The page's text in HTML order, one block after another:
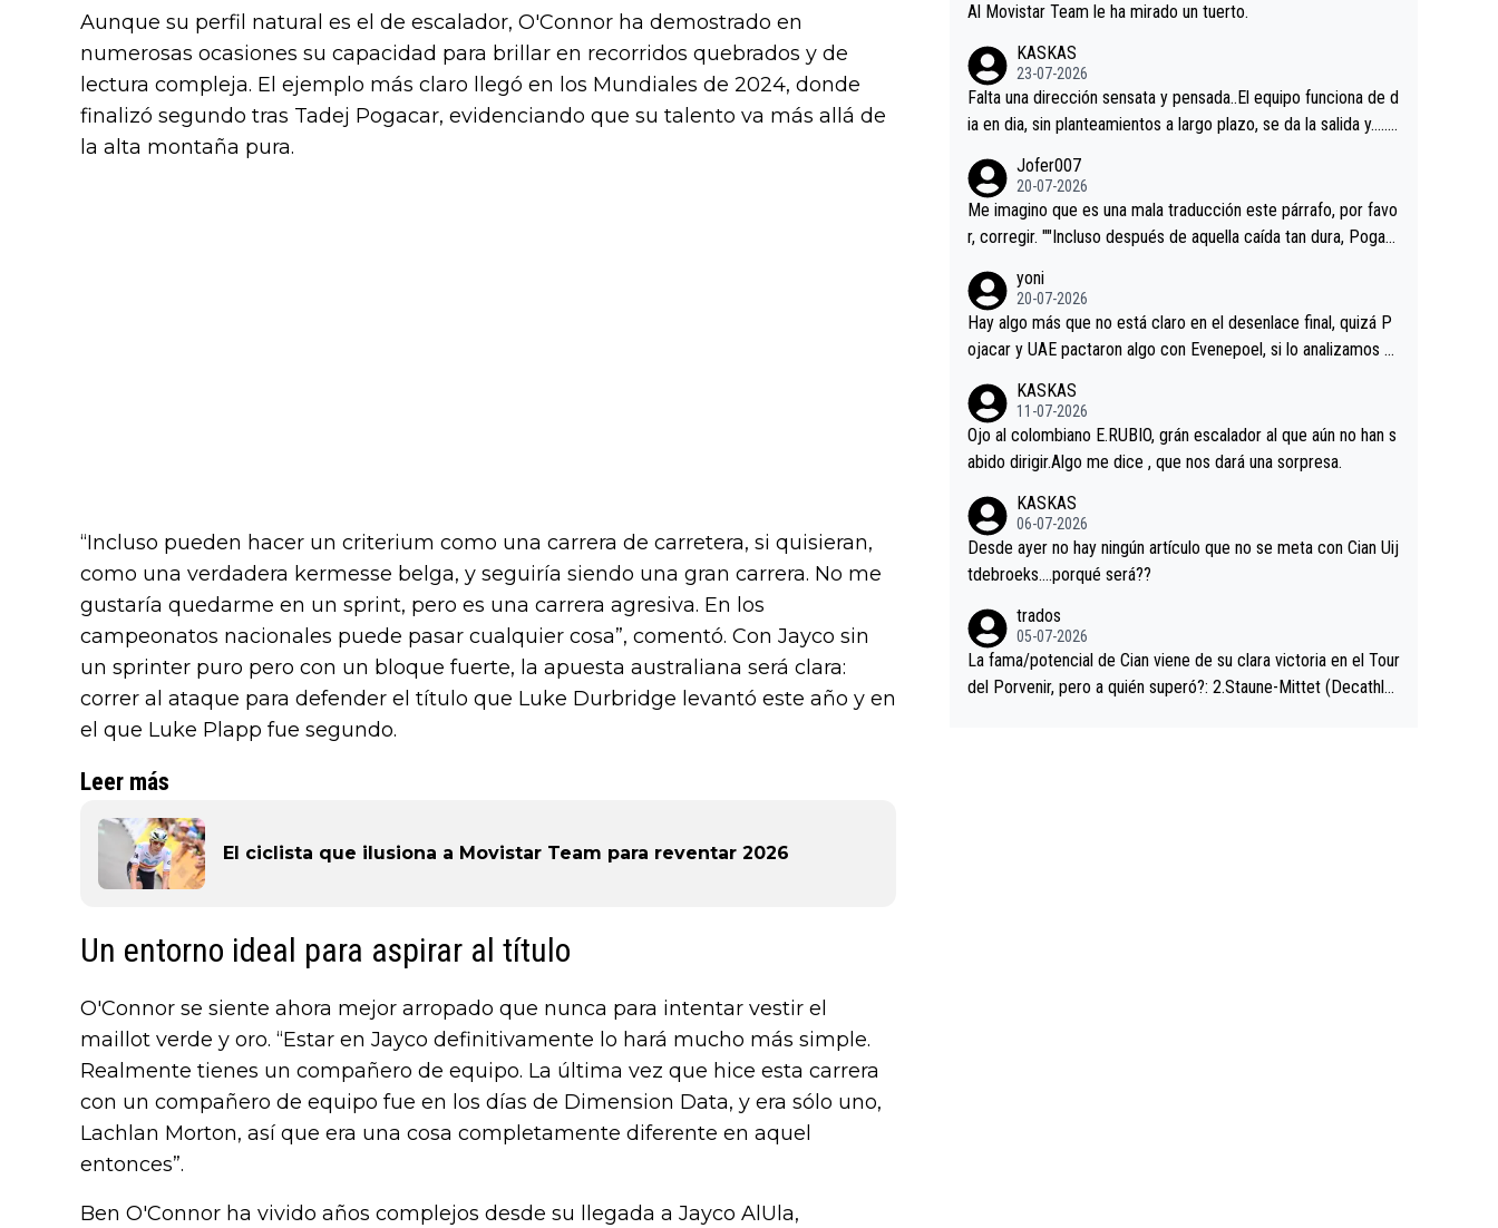
Aunque su perfil natural es el de escalador, O'Connor ha demostrado en
numerosas ocasiones su capacidad para brillar en recorridos quebrados y de
lectura compleja. El ejemplo más claro llegó en los Mundiales de 2024, donde
finalizó segundo tras Tadej Pogacar, evidenciando que su talento va más allá de
la alta montaña pura.
“Incluso pueden hacer un criterium como una carrera de carretera, si quisieran,
como una verdadera kermesse belga, y seguiría siendo una gran carrera. No me
gustaría quedarme en un sprint, pero es una carrera agresiva. En los
campeonatos nacionales puede pasar cualquier cosa”, comentó. Con Jayco sin
un sprinter puro pero con un bloque fuerte, la apuesta australiana será clara:
correr al ataque para defender el título que Luke Durbridge levantó este año y en
el que Luke Plapp fue segundo.
Leer más
El ciclista que ilusiona a Movistar Team para reventar 2026
Un entorno ideal para aspirar al título
O'Connor se siente ahora mejor arropado que nunca para intentar vestir el
maillot verde y oro. “Estar en Jayco definitivamente lo hará mucho más simple.
Realmente tienes un compañero de equipo. La última vez que hice esta carrera
con un compañero de equipo fue en los días de Dimension Data, y era sólo uno,
Lachlan Morton, así que era una cosa completamente diferente en aquel
entonces”.
Ben O'Connor ha vivido años complejos desde su llegada a Jayco AlUla,
Al Movistar Team le ha mirado un tuerto.
KASKAS
23-07-2026
Falta una dirección sensata y pensada..El equipo funciona de d
ia en dia, sin planteamientos a largo plazo, se da la salida y…..v
a, Minguez, Velez etc etc.Me da pena vivir estos momentos t
an tristes sin victorias.
Jofer007
20-07-2026
Me imagino que es una mala traducción este párrafo, por favo
r, corregir. ""Incluso después de aquella caída tan dura, Pogac
rd permaneció pegado a su rueda. Parecía increíble la forma
en la que era capaz de controlar el miedo", recordó."
yoni
20-07-2026
Hay algo más que no está claro en el desenlace final, quizá P
ojacar y UAE pactaron algo con Evenepoel, si lo analizamos P
casi sin pedalear, luego está el saludo con Evenepoel dándose
la mano de una manera muy fraternal, más allá de los típicos t
oques en el hombro con que saludaba a Vingegard. Ahí hubo u
o aprieta, a ver si por querer poner a Del Toro con calzador e
n posición de podio UAE y Pojacar se van complicar el tour.
KASKAS
11-07-2026
Ojo al colombiano E.RUBIO, grán escalador al que aún no han s
abido dirigir.Algo me dice , que nos dará una sorpresa.
KASKAS
06-07-2026
Desde ayer no hay ningún artículo que no se meta con Cian Uij
tdebroeks….porqué será??
trados
05-07-2026
La fama/potencial de Cian viene de su clara victoria en el Tour
del Porvenir, pero a quién superó?: 2.Staune-Mittet (Decathlo